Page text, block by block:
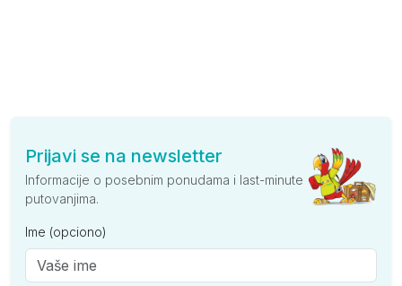
Prijavi se na newsletter
Informacije o posebnim ponudama i last-minute
putovanjima.
Ime (opciono)